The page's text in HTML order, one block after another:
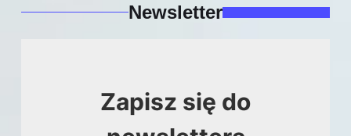
Newsletter
Zapisz się do